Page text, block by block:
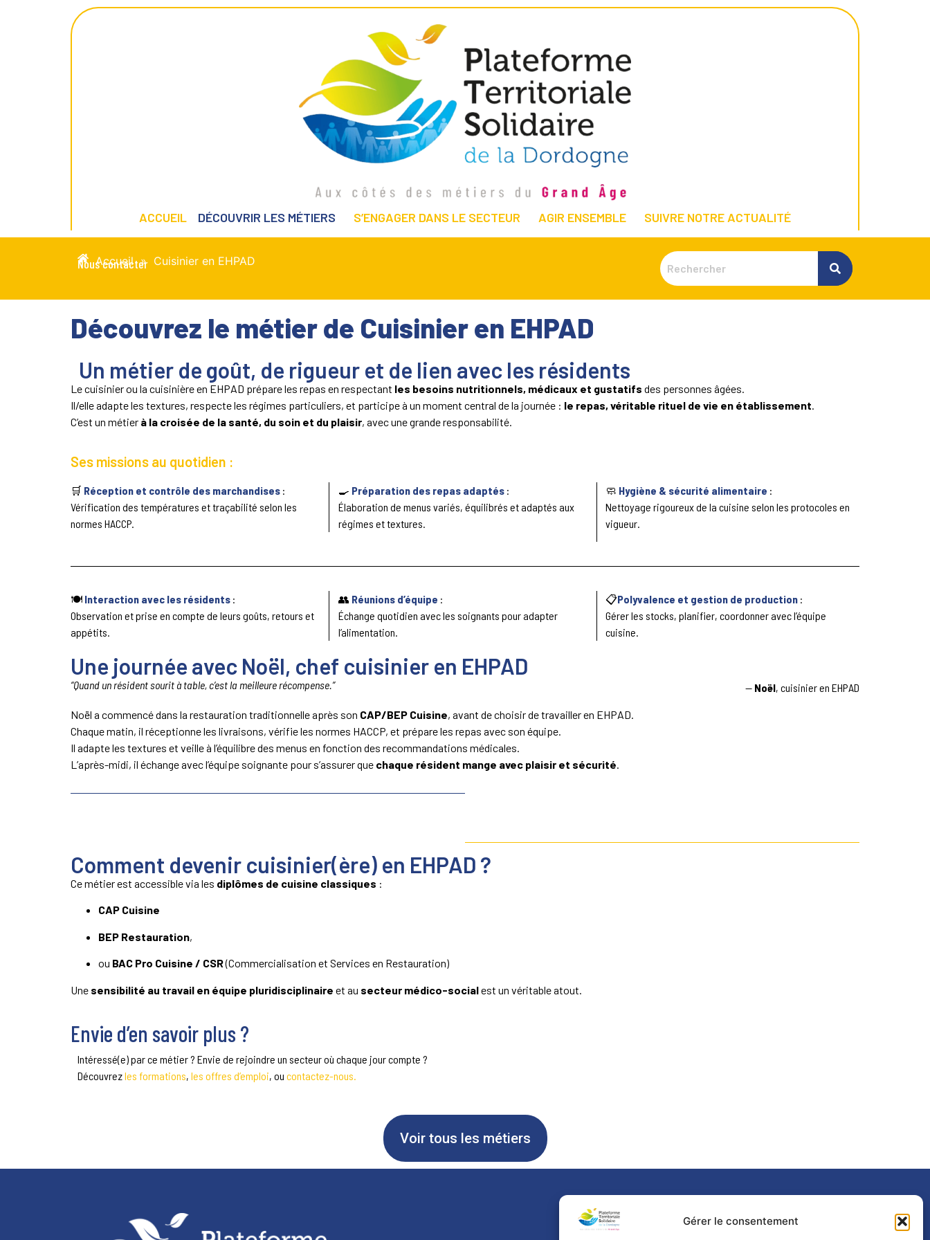
Gérer le consentement
ACCUEIL DÉCOUVRIR LES MÉTIERS S’ENGAGER DANS LE SECTEUR AGIR ENSEMBLE SUIVRE NOTRE ACTUALITÉ
Accueil » Cuisinier en EHPAD
Nous contacter
Découvrez le métier de Cuisinier en EHPAD
Un métier de goût, de rigueur et de lien avec les résidents
Le cuisinier ou la cuisinière en EHPAD prépare les repas en respectant les besoins nutritionnels, médicaux et gustatifs des personnes âgées.
Il/elle adapte les textures, respecte les régimes particuliers, et participe à un moment central de la journée : le repas, véritable rituel de vie en établissement.
C’est un métier à la croisée de la santé, du soin et du plaisir, avec une grande responsabilité.
Ses missions au quotidien :
🛒 Réception et contrôle des marchandises :
Vérification des températures et traçabilité selon les
normes HACCP.
🍳 Préparation des repas adaptés :
Élaboration de menus variés, équilibrés et adaptés aux
régimes et textures.
🧼 Hygiène & sécurité alimentaire :
Nettoyage rigoureux de la cuisine selon les protocoles en
vigueur.
🍽️ Interaction avec les résidents :
Observation et prise en compte de leurs goûts, retours et
appétits.
👥 Réunions d’équipe :
Échange quotidien avec les soignants pour adapter
l’alimentation.
📋Polyvalence et gestion de production :
Gérer les stocks, planifier, coordonner avec l’équipe
cuisine.
Une journée avec Noël, chef cuisinier en EHPAD
“Quand un résident sourit à table, c’est la meilleure récompense.” — Noël, cuisinier en EHPAD
Noël a commencé dans la restauration traditionnelle après son CAP/BEP Cuisine, avant de choisir de travailler en EHPAD.
Chaque matin, il réceptionne les livraisons, vérifie les normes HACCP, et prépare les repas avec son équipe.
Il adapte les textures et veille à l’équilibre des menus en fonction des recommandations médicales.
L’après-midi, il échange avec l’équipe soignante pour s’assurer que chaque résident mange avec plaisir et sécurité
Comment devenir cuisinier(ère) en EHPAD ?
Ce métier est accessible via les diplômes de cuisine classiques :
CAP Cuisine
BEP Restauration,
ou BAC Pro Cuisine / CSR(Commercialisation et Services en Restauration)
Une sensibilité au travail en équipe pluridisciplinaire et au secteur médico-socialest un véritable atout.
Envie d’en savoir plus ?
Intéressé(e) par ce métier ? Envie de rejoindre un secteur où chaque jour compte ?
Découvrezles formations, les offres d’emploi, ou contactez-nous.
Voir tous les métiers